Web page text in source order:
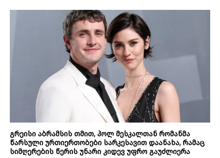
გრეისი აბრამსის თმით, პოლ მესკალთან რომანმა
წარსული ურთიერთობები სარკესავით დაანახა, რამაც
სიმღერების წერის უნარი კიდევ უფრო გაუძლიერა